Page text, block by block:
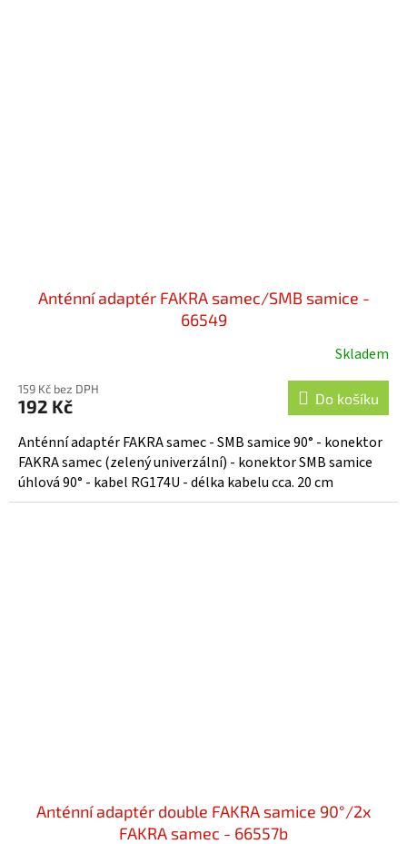
Anténní adaptér FAKRA samec/SMB samice -
66549
Skladem
159 Kč bez DPH
192 Kč Do košíku
Anténní adaptér FAKRA samec - SMB samice 90° - konektor
FAKRA samec (zelený univerzální) - konektor SMB samice
úhlová 90° - kabel RG174U - délka kabelu cca. 20 cm
Anténní adaptér double FAKRA samice 90°/2x
FAKRA samec - 66557b